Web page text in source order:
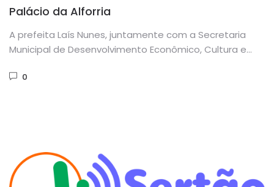
Palácio da Alforria
A prefeita Laís Nunes, juntamente com a Secretaria
Municipal de Desenvolvimento Econômico, Cultura e
0